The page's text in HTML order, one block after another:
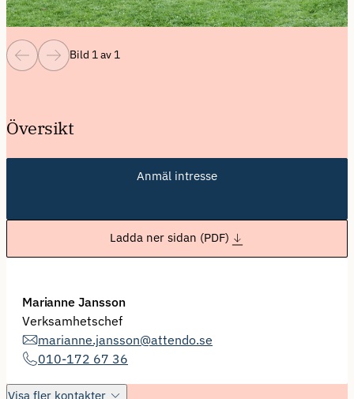
Bild 1 av 1
Översikt
Anmäl intresse
Ladda ner sidan (PDF)
Marianne Jansson
Verksamhetschef
marianne.jansson@attendo.se
010-172 67 36
Visa fler kontakter